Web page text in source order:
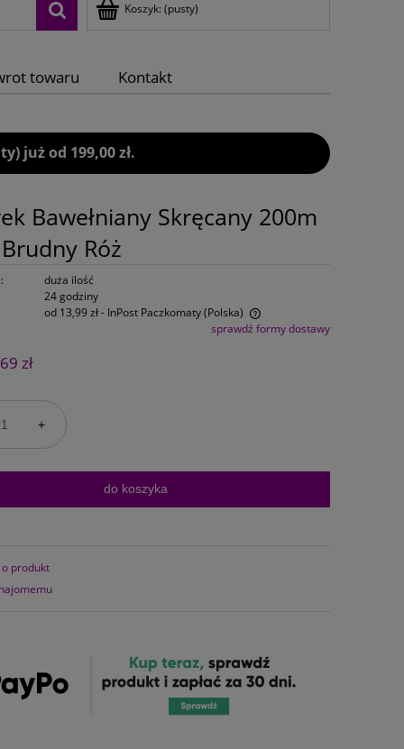
Koszyk: (pusty)
towaru Kontakt
już od 199,00 zł.
Bawełniany Skręcany 200m
Róż
duża ilość
24 godziny
od 13,99 zł- InPost Paczkomaty(Polska)
płatności
sprawdź formy dostawy
zł
+
do koszyka
produkt